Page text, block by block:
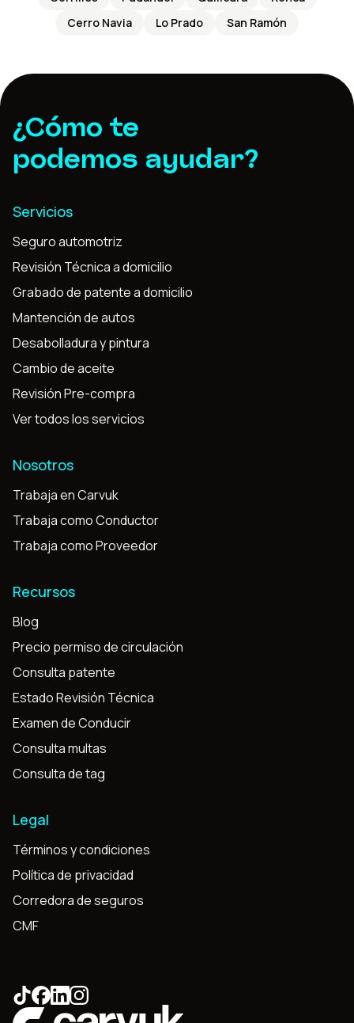
Cerro Navia
Lo Prado San Ramón
¿Cómo te
podemos ayudar?
Servicios
Seguro automotriz
Revisión Técnica a domicilio
Grabado de patente a domicilio
Mantención de autos
Desabolladura y pintura
Cambio de aceite
Revisión Pre-compra
Ver todos los servicios
Nosotros
Trabaja en Carvuk
Trabaja como Conductor
Trabaja como Proveedor
Recursos
Blog
Precio permiso de circulación
Consulta patente
Estado Revisión Técnica
Examen de Conducir
Consulta multas
Consulta de tag
Legal
Términos y condiciones
Política de privacidad
Corredora de seguros
CMF